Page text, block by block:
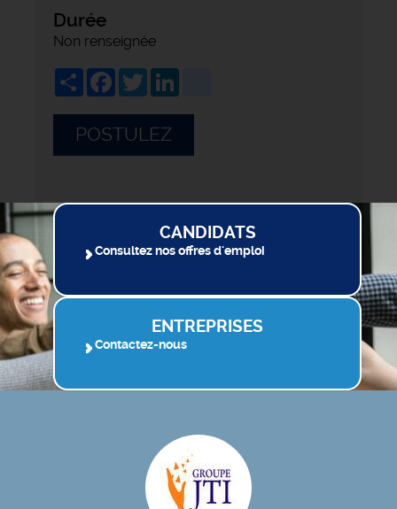
Durée
Non renseignée
ShareFacebook
Twitter
POSTULEZ
CANDIDATS
Consultez nos offres d'emploi
ENTREPRISES
Contactez-nous